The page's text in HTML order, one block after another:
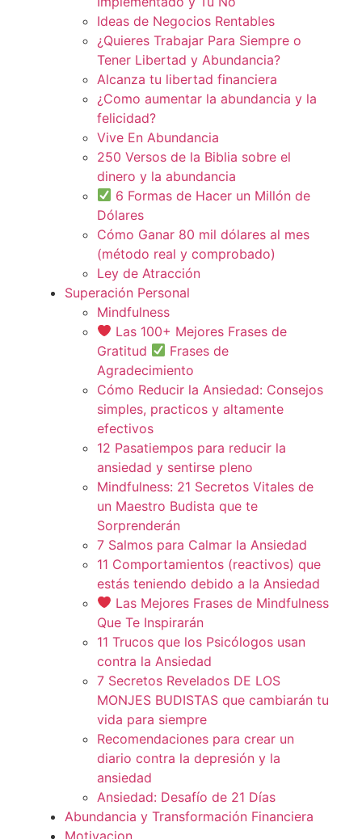
Ideas de Negocios Rentables
¿Quieres Trabajar Para Siempre o
Tener Libertad y Abundancia?
Alcanza tu libertad financiera
¿Como aumentar la abundancia y la
felicidad?
Vive En Abundancia
250 Versos de la Biblia sobre el
dinero y la abundancia
6 Formas de Hacer un Millón de
Dólares
Cómo Ganar 80 mil dólares al mes
(método real y comprobado)
Ley de Atracción
Superación Personal
Mindfulness
Las 100+ Mejores Frases de
Gratitud
Frases de
Agradecimiento
Cómo Reducir la Ansiedad: Consejos
simples, practicos y altamente
efectivos
12 Pasatiempos para reducir la
ansiedad y sentirse pleno
Mindfulness: 21 Secretos Vitales de
un Maestro Budista que te
Sorprenderán
7 Salmos para Calmar la Ansiedad
11 Comportamientos (reactivos) que
estás teniendo debido a la Ansiedad
Las Mejores Frases de Mindfulness
Que Te Inspirarán
11 Trucos que los Psicólogos usan
contra la Ansiedad
7 Secretos Revelados DE LOS
MONJES BUDISTAS que cambiarán tu
vida para siempre
Recomendaciones para crear un
diario contra la depresión y la
ansiedad
Ansiedad: Desafío de 21 Días
Abundancia y Transformación Financiera
Motivacion